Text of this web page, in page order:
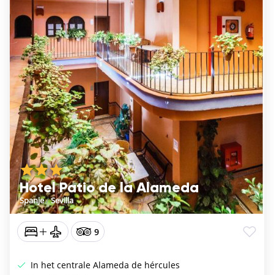
Hotel Patio de la Alameda
Spanje/Sevilla
9
In het centrale Alameda de hércules